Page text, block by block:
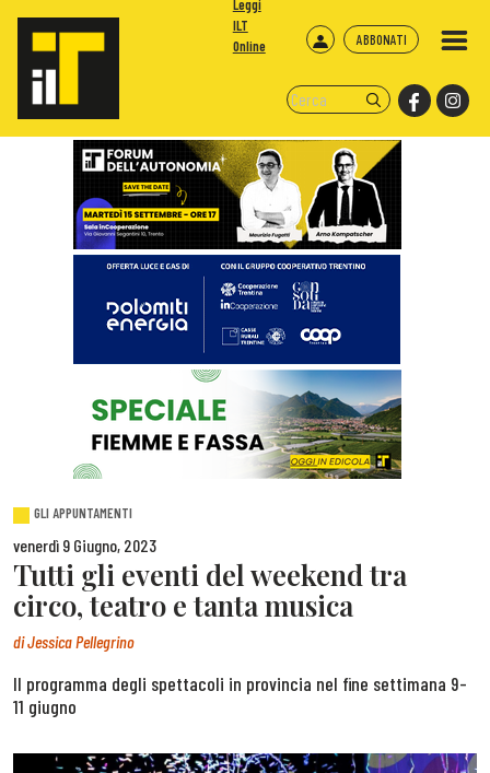
ABBONATI
Leggi
ILT
Online
GLI APPUNTAMENTI
venerdì 9 Giugno, 2023
Tutti gli eventi del weekend tra
circo, teatro e tanta musica
diJessica Pellegrino
Il programma degli spettacoli in provincia nel fine settimana 9-
11 giugno